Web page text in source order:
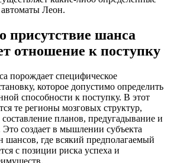
Леон.
присутствие шанса
отношение к поступку
порождает специфическое
которое допустимо определить
способности к поступку. В этот
те регионы мозговых структур,
планов, предугадывание и
создает в мышлении субъекта
шансов, где всякий предполагаемый
с позиции риска успеха и